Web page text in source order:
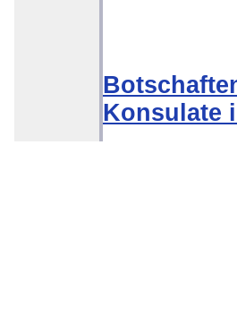
Konsulate